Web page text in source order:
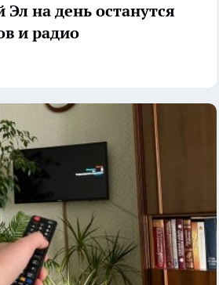
на день останутся
и радио